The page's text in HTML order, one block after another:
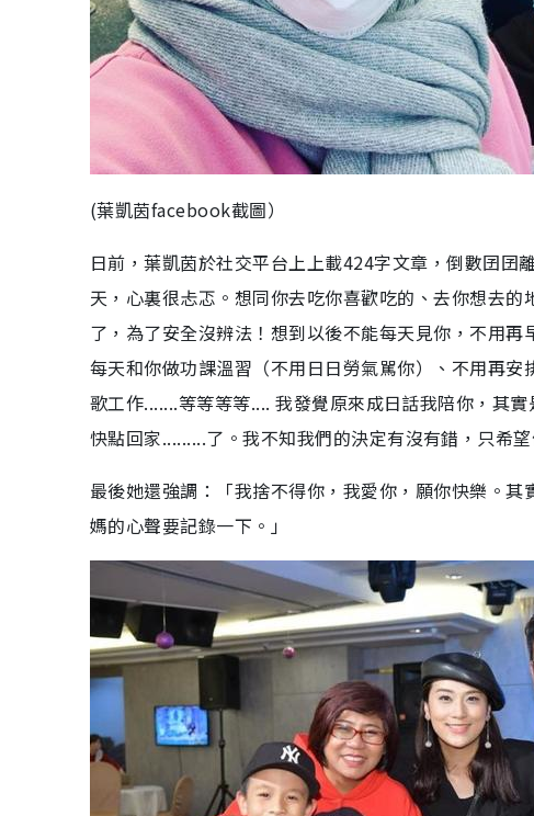
(葉凱茵facebook截圖）
日前，葉凱茵於社交平台上上載424字文章，倒數囝
天，心裏很忐忑。想同你去吃你喜歡吃的、去你想去
了，為了安全沒辨法！想到以後不能每天見你，不用
每天和你做功課溫習（不用日日勞氣駡你）、不用再
歌工作.......等等等等.... 我發覺原來成日話我陪你，其
快點回家.........了。我不知我們的決定有沒有錯，只希
最後她還強調：「我捨不得你，我愛你，願你快樂。
媽的心聲要記錄一下。」